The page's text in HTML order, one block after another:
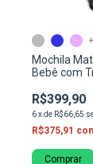
Mochila
Bebê com
R$399,90
6xde R$66,65
R$375,91
Comprar